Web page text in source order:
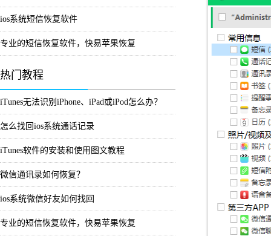
ios系统短信恢复软件
专业的短信恢复软件，快易苹果恢复
热门教程
iTunes无法识别iPhone、iPad或iPod怎么办？
怎么找回ios系统通话记录
iTunes软件的安装和使用图文教程
微信通讯录如何恢复？
ios系统微信好友如何找回
专业的短信恢复软件，快易苹果恢复